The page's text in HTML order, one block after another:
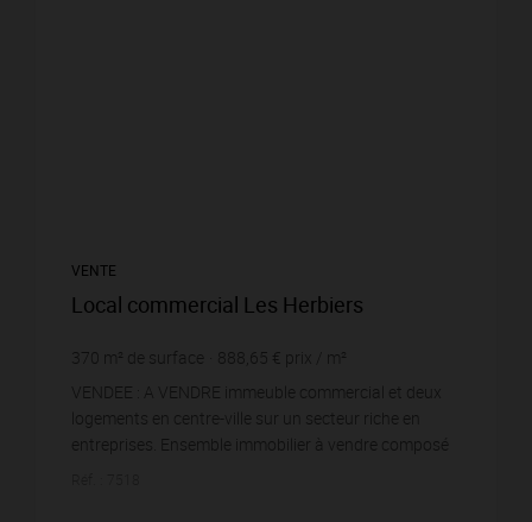
VENTE
Local commercial Les Herbiers
370 m² de surface 888,65 € prix / m²
VENDEE : A VENDRE immeuble commercial et deux
logements en centre-ville sur un secteur riche en
entreprises. Ensemble immobilier à vendre composé